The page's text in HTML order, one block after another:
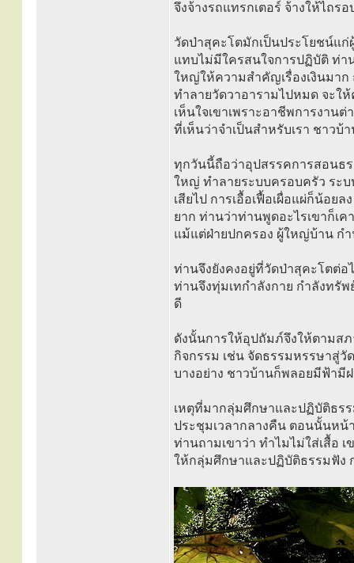
จึงจ้างรถแทรกเตอร์ จ้างให้ไถร
วัดป่าสุคะโตมักเป็นประโยชน์แ
แทบไม่มีใครสนใจการปฏิบัติ ท่า
ใหญ่ให้ความสำคัญเรื่องเงินมา
ทำลายวัดวาอารามไปหมด จะใ
เห็นใจเขาเพราะอาชีพการงาน
ที่เห็นว่าจำเป็นสำหรับเรา ชาว
ทุกวันนี้ถือว่าอุปสรรคการสอนธร
ใหญ่ ทำลายระบบครอบครัว ระบ
เสียไป การเอื้อเฟื้อเผื่อแผ่ก็น้อย
ยาก ท่านว่าท่านพูดอะไรเขาก็เ
แม้แต่ฝ่ายปกครอง ผู้ใหญ่บ้าน กำ
ท่านจึงยังคงอยู่ที่วัดป่าสุคะโตต่อ
ท่านจึงทุ่มเทกำลังกาย กำลังทรั
ดี
ดังนั้นการให้อุปถัมภ์จึงให้ตามส
กิจกรรม เช่น จัดธรรมหรรษาสู่วั
บางอย่าง ชาวบ้านก็พลอยมีฟ้ามี
เหตุที่มากลุ่มศึกษาและปฏิบัติธร
ประชุมเวลากลางคืน ตอนนั้นหน้
ท่านถามเขาว่า ทำไมไม่ใส่เสื้อ เ
ให้กลุ่มศึกษาและปฏิบัติธรรมฟัง